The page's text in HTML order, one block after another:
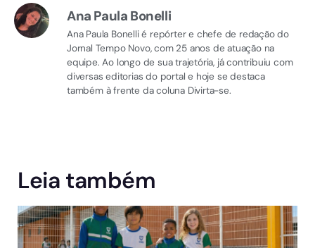
Ana Paula Bonelli
Ana Paula Bonelli é repórter e chefe de redação do
Jornal Tempo Novo, com 25 anos de atuação na
equipe. Ao longo de sua trajetória, já contribuiu com
diversas editorias do portal e hoje se destaca
também à frente da coluna Divirta-se.
Leia também